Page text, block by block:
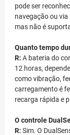
pode ser
navegação ou
mas não é
Quanto tempo
R: A bateria do
12 horas,
como vibração,
carregamento é
recarga rápida e
O controle
R: Sim. O